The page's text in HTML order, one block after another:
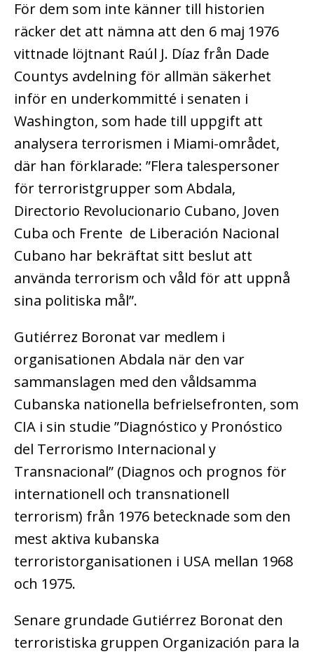
För dem som inte känner till historien
räcker det att nämna att den 6 maj 1976
vittnade löjtnant Raúl J. Díaz från Dade
Countys avdelning för allmän säkerhet
inför en underkommitté i senaten i
Washington, som hade till uppgift att
analysera terrorismen i Miami-området,
där han förklarade: ”Flera talespersoner
för terroristgrupper som Abdala,
Directorio Revolucionario Cubano, Joven
Cuba och Frente de Liberación Nacional
Cubano har bekräftat sitt beslut att
använda terrorism och våld för att uppnå
sina politiska mål”.
Gutiérrez Boronat var medlem i
organisationen Abdala när den var
sammanslagen med den våldsamma
Cubanska nationella befrielsefronten, som
CIA i sin studie ”Diagnóstico y Pronóstico
del Terrorismo Internacional y
Transnacional” (Diagnos och prognos för
internationell och transnationell
terrorism) från 1976 betecknade som den
mest aktiva kubanska
terroristorganisationen i USA mellan 1968
och 1975.
Senare grundade Gutiérrez Boronat den
terroristiska gruppen Organización para la